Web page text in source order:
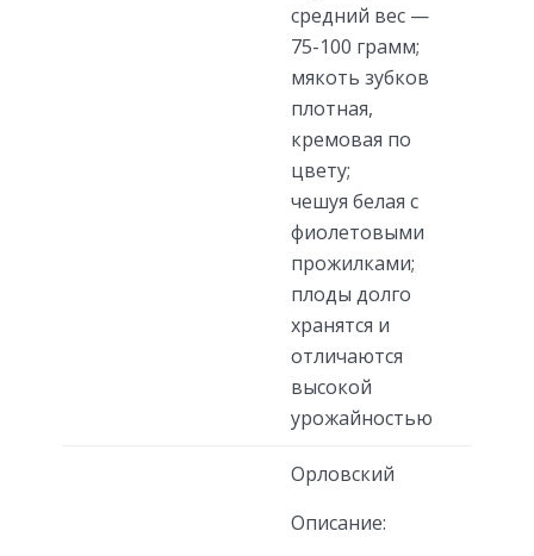
средний вес —
75-100 грамм;
мякоть зубков
плотная,
кремовая по
цвету;
чешуя белая с
фиолетовыми
прожилками;
плоды долго
хранятся и
отличаются
высокой
урожайностью
Орловский
Описание: